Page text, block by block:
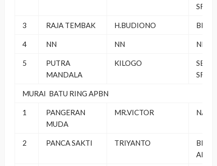
SF
3 RAJA TEMBAK H.BUDIONO
4 NN NN NN
5
PUTRA
MANDALA
KILOGO
SF
MURAI BATU RING APBN
1
PANGERAN
MUDA
MR.VICTOR
2 PANCA SAKTI TRIYANTO